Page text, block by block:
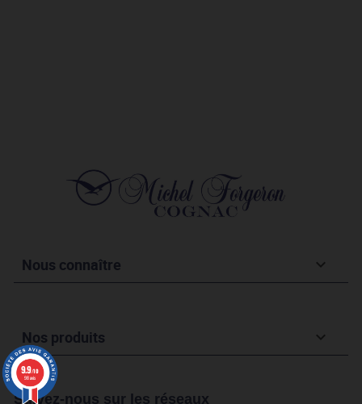
Nous connaître 
Nos produits 
Suivez-nous sur les réseaux
9.9/10
98 avis